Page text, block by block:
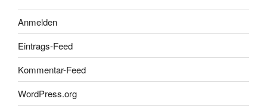
Anmelden
Eintrags-Feed
Kommentar-Feed
WordPress.org